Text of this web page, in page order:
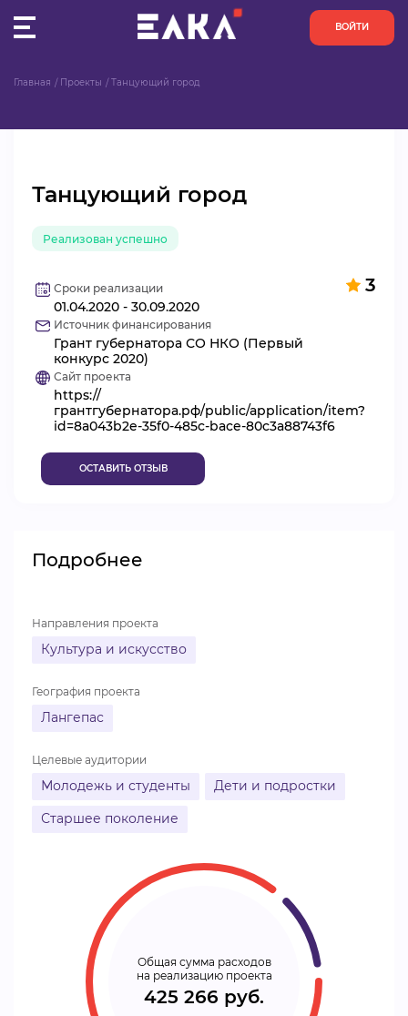
ВОЙТИ
ОРГАНИЗАЦИИ
АКТИВИСТЫ
ПРОЕКТЫ
АНАЛИТИКА
БАЗА ЗНАНИЙ
ВИДЕОКУРСЫ
Главная Проекты Танцующий город
Танцующий город
Реализован успешно
3
Сроки реализации
01.04.2020 - 30.09.2020
Источник финансирования
Грант губернатора СО НКО (Первый
конкурс 2020)
Сайт проекта
https://
грантгубернатора.рф/public/application/item?
id=8a043b2e-35f0-485c-bace-80c3a88743f6
ОСТАВИТЬ ОТЗЫВ
Подробнее
Направления проекта
Культура и искусство
География проекта
Лангепас
Целевые аудитории
Молодежь и студенты
Дети и подростки
Старшее поколение
Общая сумма расходов
на реализацию проекта
425 266 руб.